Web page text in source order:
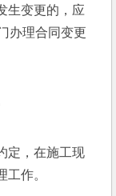
生变更的，应
办理合同变更
，在施工现
作。